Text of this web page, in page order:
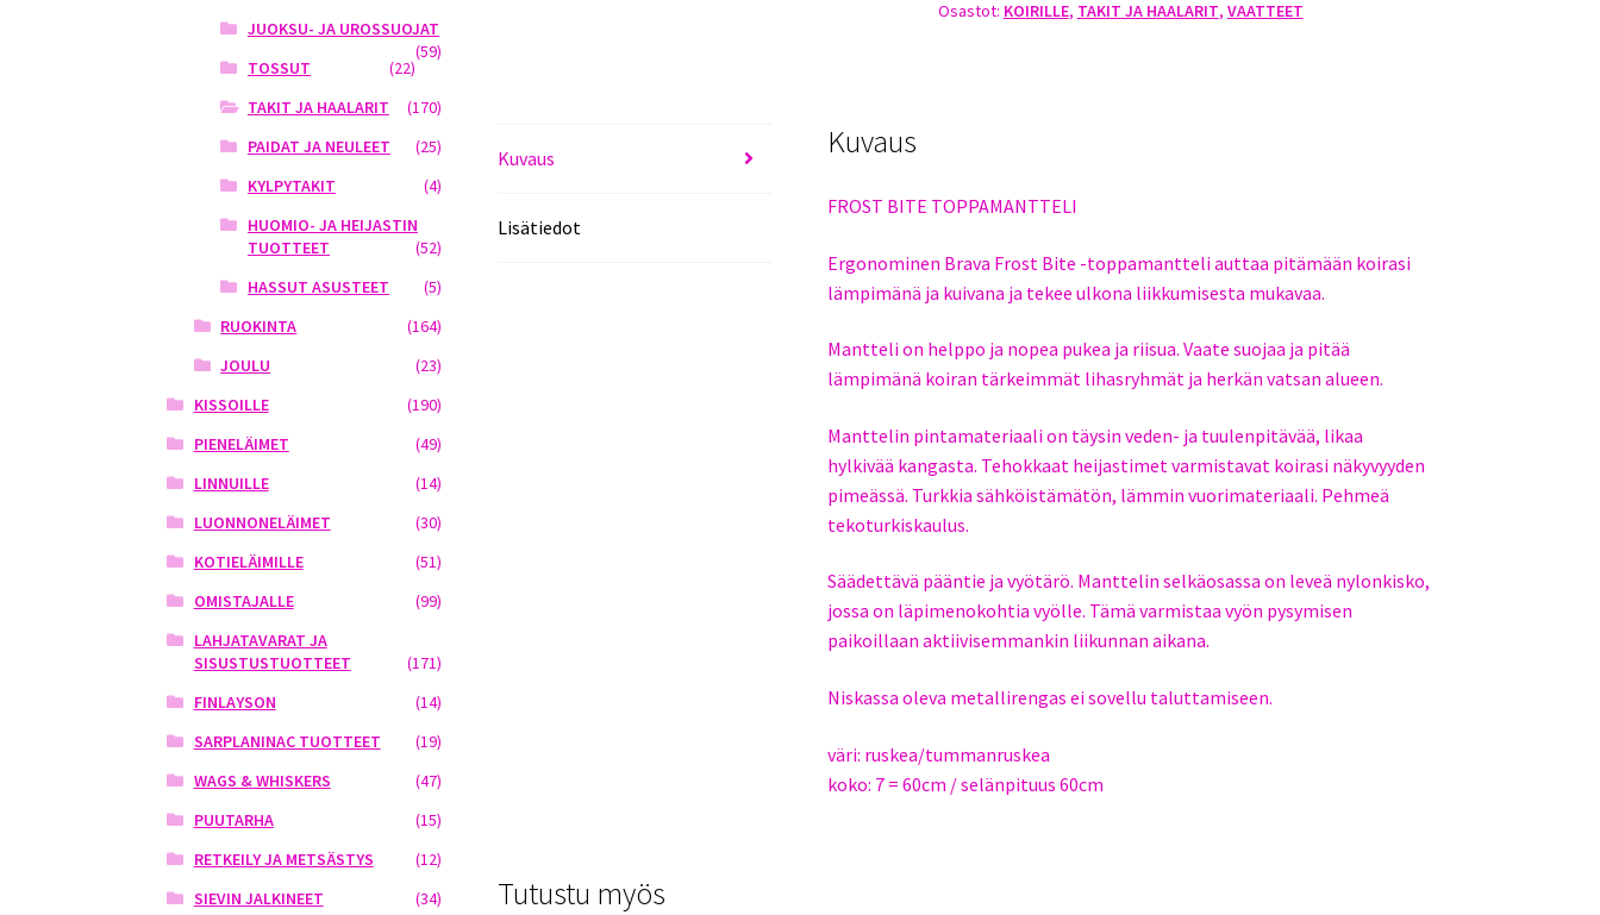
ORANSSI-
Osastot: KOIRILLE, TAKIT JA HAALARIT, VAATTEET
Kuvaus
Lisätiedot
Kuvaus
FROST BITE TOPPAMANTTELI
Ergonominen Brava Frost Bite -toppamantteli auttaa pitämään koirasi
lämpimänä ja kuivana ja tekee ulkona liikkumisesta mukavaa.
Mantteli on helppo ja nopea pukea ja riisua. Vaate suojaa ja pitää
lämpimänä koiran tärkeimmät lihasryhmät ja herkän vatsan alueen.
Manttelin pintamateriaali on täysin veden- ja tuulenpitävää, likaa
hylkivää kangasta. Tehokkaat heijastimet varmistavat koirasi näkyvyyden
pimeässä. Turkkia sähköistämätön, lämmin vuorimateriaali. Pehmeä
tekoturkiskaulus.
Säädettävä pääntie ja vyötärö. Manttelin selkäosassa on leveä nylonkisko,
jossa on läpimenokohtia vyölle. Tämä varmistaa vyön pysymisen
paikoillaan aktiivisemmankin liikunnan aikana.
Niskassa oleva metallirengas ei sovellu taluttamiseen.
väri: ruskea/tummanruskea
koko: 7 = 60cm / selänpituus 60cm
Tutustu myös
JUOKSU- JA UROSSUOJAT
(59)
TOSSUT
(22)
TAKIT JA HAALARIT
(170)
PAIDAT JA NEULEET
(25)
KYLPYTAKIT
(4)
HUOMIO- JA HEIJASTIN
TUOTTEET
(52)
HASSUT ASUSTEET
(5)
RUOKINTA
(164)
JOULU
(23)
KISSOILLE
(190)
PIENELÄIMET
(49)
LINNUILLE
(14)
LUONNONELÄIMET
(30)
KOTIELÄIMILLE
(51)
OMISTAJALLE
(99)
LAHJATAVARAT JA
SISUSTUSTUOTTEET
(171)
FINLAYSON
(14)
SARPLANINAC TUOTTEET
(19)
WAGS & WHISKERS
(47)
PUUTARHA
(15)
RETKEILY JA METSÄSTYS
(12)
SIEVIN JALKINEET
(34)